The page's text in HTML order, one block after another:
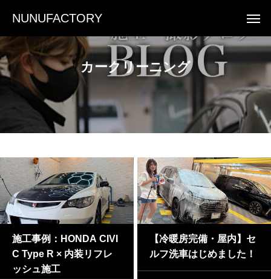
NUNUFACTORY
カークリーニング
施工事例：HONDA CIVI
C Type R × 内装リフレ
ッシュ施工
【冷暖房完備・屋内】セ
ルフ洗車はじめました！